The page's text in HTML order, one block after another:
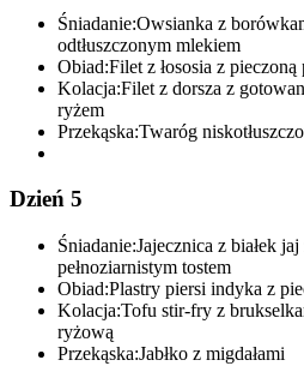
Śniadanie:Owsianka z
odtłuszczonym mlekiem
Obiad:Filet z łososia z
Kolacja:Filet z dorsza z
ryżem
Przekąska:Twaróg
Dzień 5
Śniadanie:Jajecznica z białek
pełnoziarnistym tostem
Obiad:Plastry piersi indyka z
Kolacja:Tofu stir-fry z
ryżową
Przekąska:Jabłko z migdałami